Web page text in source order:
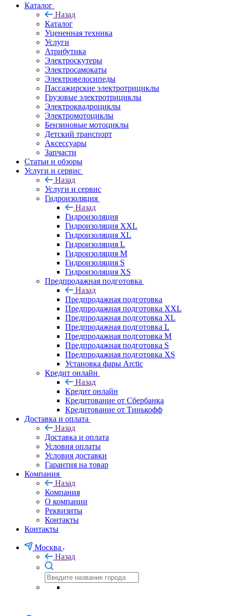
Каталог
Назад
Каталог
Уцененная техника
Услуги
Атрибутика
Электроскутеры
Электросамокаты
Электровелосипеды
Пассажирские электротрициклы
Грузовые электротрициклы
Электроквадроциклы
Электромотоциклы
Бензиновые мотоциклы
Детский транспорт
Аксессуары
Запчасти
Статьи и обзоры
Услуги и сервис
Назад
Услуги и сервис
Гидроизоляция
Назад
Гидроизоляция
Гидроизоляция XXL
Гидроизоляция XL
Гидроизоляция L
Гидроизоляция M
Гидроизоляция S
Гидроизоляция XS
Предпродажная подготовка
Назад
Предпродажная подготовка
Предпродажная подготовка XXL
Предпродажная подготовка XL
Предпродажная подготовка L
Предпродажная подготовка M
Предпродажная подготовка S
Предпродажная подготовка XS
Установка фары Arctic
Кредит онлайн
Назад
Кредит онлайн
Кредитование от Сбербанка
Кредитование от Тинькофф
Доставка и оплата
Назад
Доставка и оплата
Условия оплаты
Условия доставки
Гарантия на товар
Компания
Назад
Компания
О компании
Реквизиты
Контакты
Контакты
Москва
Назад